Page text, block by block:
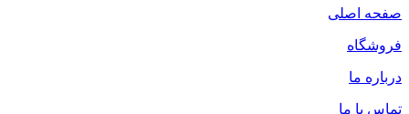
صفحه اصلی
فروشگاه
درباره ما
تماس با ما